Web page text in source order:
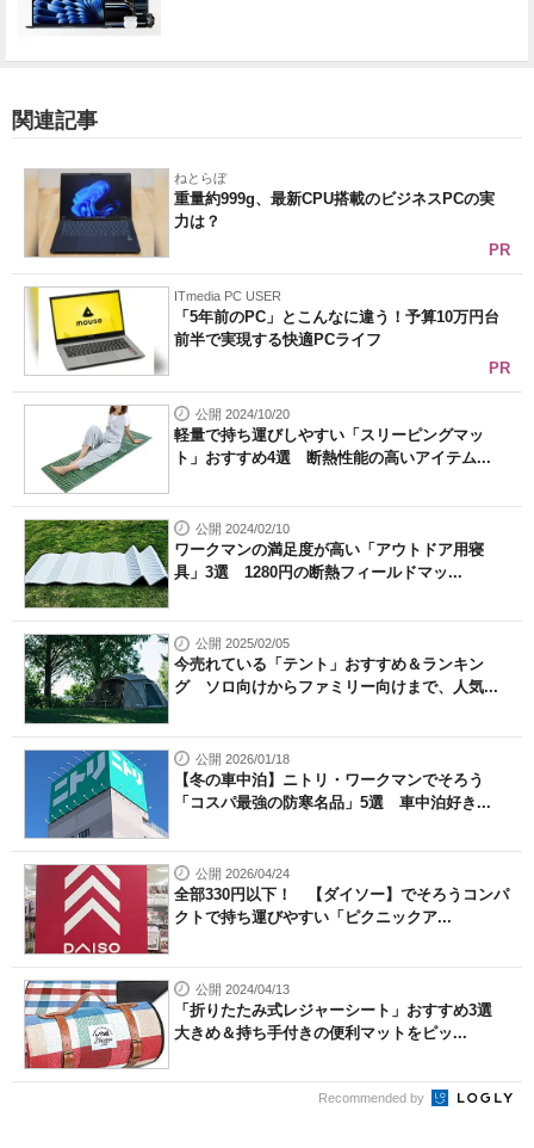
関連記事
ねとらぼ
重量約999g、最新CPU搭載のビジネスPCの実
力は？
PR
ITmedia PC USER
「5年前のPC」とこんなに違う！予算10万円台
前半で実現する快適PCライフ
PR
公開 2024/10/20
軽量で持ち運びしやすい「スリーピングマッ
ト」おすすめ4選 断熱性能の高いアイテム...
公開 2024/02/10
ワークマンの満足度が高い「アウトドア用寝
具」3選 1280円の断熱フィールドマッ...
公開 2025/02/05
今売れている「テント」おすすめ＆ランキン
グ ソロ向けからファミリー向けまで、人気...
公開 2026/01/18
【冬の車中泊】ニトリ・ワークマンでそろう
「コスパ最強の防寒名品」5選 車中泊好き...
公開 2026/04/24
全部330円以下！ 【ダイソー】でそろうコンパ
クトで持ち運びやすい「ピクニックア...
公開 2024/04/13
「折りたたみ式レジャーシート」おすすめ3選
大きめ＆持ち手付きの便利マットをピッ...
Recommended by